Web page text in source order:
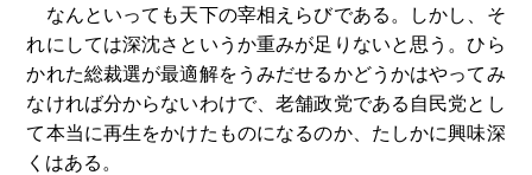
なんといっても天下の宰相えらびである。しかし、そ
れにしては深沈さというか重みが足りないと思う。ひら
かれた総裁選が最適解をうみだせるかどうかはやってみ
なければ分からないわけで、老舗政党である自民党とし
て本当に再生をかけたものになるのか、たしかに興味深
くはある。